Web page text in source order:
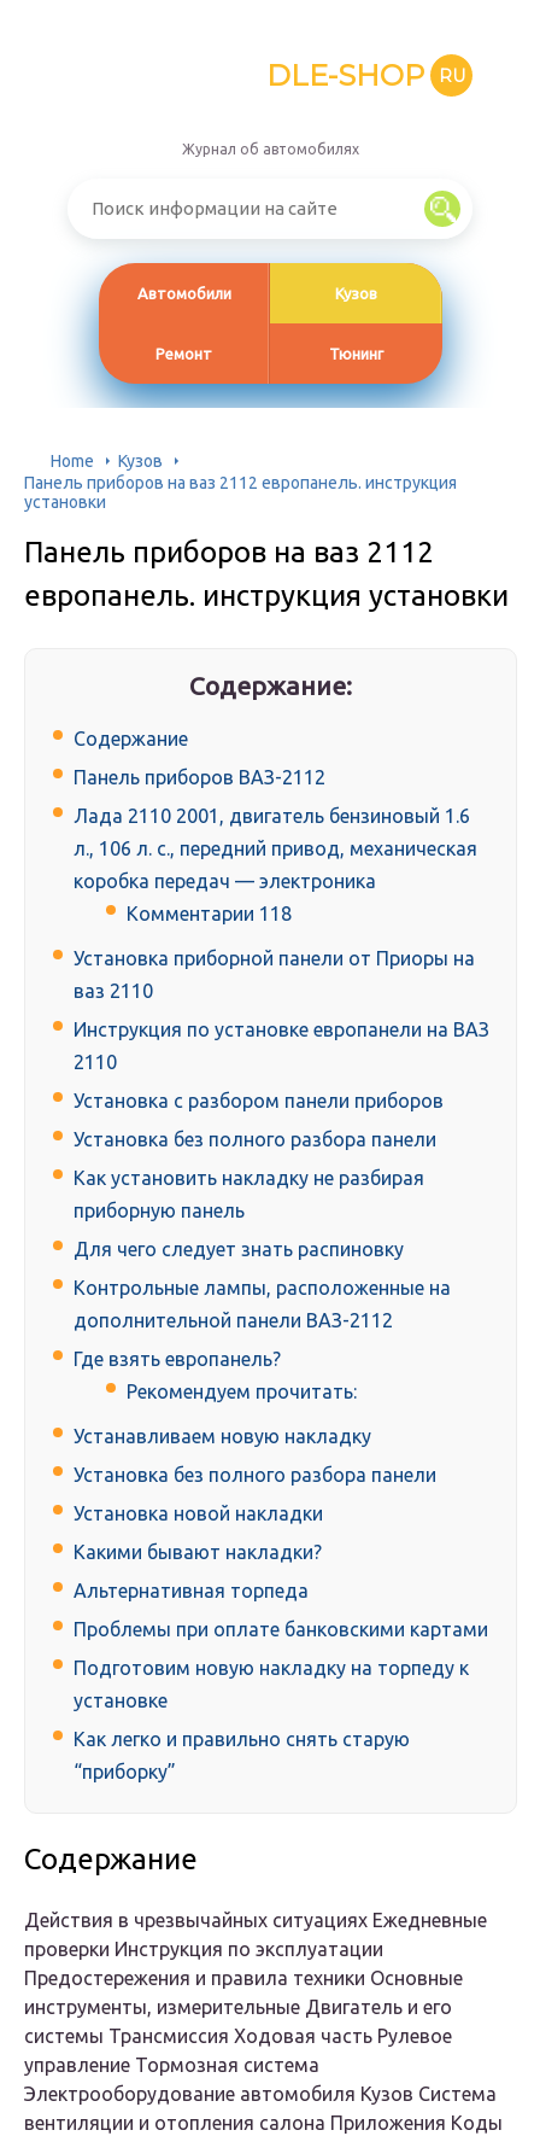
DLE-SHOP RU
Журнал об автомобилях
Автомобили Кузов
Ремонт Тюнинг
Home
Кузов
Панель приборов на ваз 2112 европанель. инструкция
установки
Панель приборов на ваз 2112
европанель. инструкция установки
Содержание:
Содержание
Панель приборов ВАЗ-2112
Лада 2110 2001, двигатель бензиновый 1.6
л., 106 л. с., передний привод, механическая
коробка передач — электроника
Комментарии 118
Установка приборной панели от Приоры на
ваз 2110
Инструкция по установке европанели на ВАЗ
2110
Установка с разбором панели приборов
Установка без полного разбора панели
Как установить накладку не разбирая
приборную панель
Для чего следует знать распиновку
Контрольные лампы, расположенные на
дополнительной панели ВАЗ-2112
Где взять европанель?
Рекомендуем прочитать:
Устанавливаем новую накладку
Установка без полного разбора панели
Установка новой накладки
Какими бывают накладки?
Альтернативная торпеда
Проблемы при оплате банковскими картами
Подготовим новую накладку на торпеду к
установке
Как легко и правильно снять старую
“приборку”
Содержание
Действия в чрезвычайных ситуациях Ежедневные
проверки Инструкция по эксплуатации
Предостережения и правила техники Основные
инструменты, измерительные Двигатель и его
системы Трансмиссия Ходовая часть Рулевое
управление Тормозная система
Электрооборудование автомобиля Кузов Система
вентиляции и отопления салона Приложения Коды